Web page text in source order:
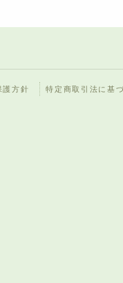
護方針 特定商取引法に基